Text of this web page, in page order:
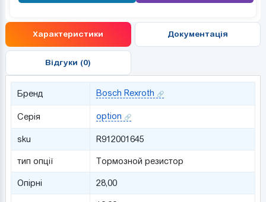
Характеристики Документація
Відгуки (0)
Бренд Bosch Rexroth
Серія option
sku R912001645
тип опції Тормозной резистор
Опірні 28,00